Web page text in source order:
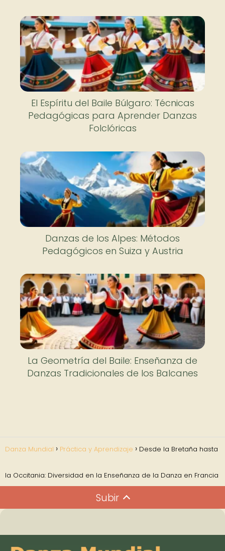
El Espíritu del Baile Búlgaro: Técnicas
Pedagógicas para Aprender Danzas
Folclóricas
Danzas de los Alpes: Métodos
Pedagógicos en Suiza y Austria
La Geometría del Baile: Enseñanza de
Danzas Tradicionales de los Balcanes
Danza Mundial Práctica y Aprendizaje Desde la Bretaña hasta
la Occitania: Diversidad en la Enseñanza de la Danza en Francia
Subir